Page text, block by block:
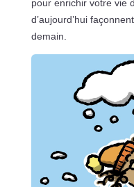
pour enrichir votre vie
d’aujourd’hui
demain.